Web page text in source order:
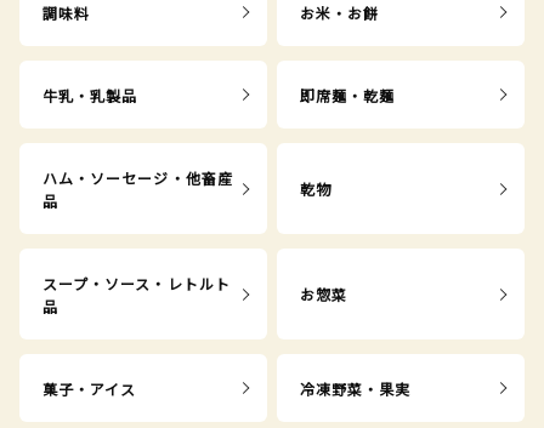
調味料 お米・お餅
牛乳・乳製品 即席麺・乾麺
ハム・ソーセージ・他畜産
品
乾物
スープ・ソース・レトルト
品
お惣菜
菓子・アイス 冷凍野菜・果実